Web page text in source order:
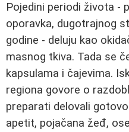
Pojedini periodi života -
oporavka, dugotrajnog
godine - deluju kao
masnog tkiva. Tada se
kapsulama i čajevima.
regiona govore o
preparati delovali
apetit, pojačana žeđ,